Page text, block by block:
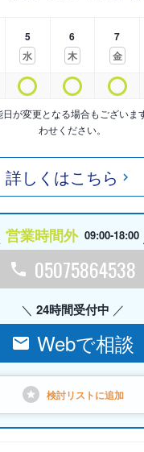
5
水
6
木
7
金
が変更となる場合もございま
わせください。
詳しくはこちら
営業時間外 09:00-18:00
05075864538
24時間受付中
Webで相談
検討リストに追加